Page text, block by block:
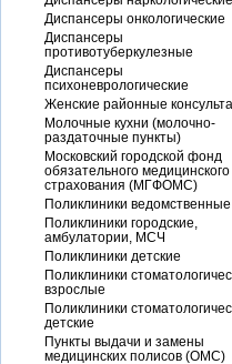
Диспансеры онкологические
Диспансеры
противотуберкулезные
Диспансеры
психоневрологические
Женские районные
Молочные кухни (молочно-
раздаточные пункты)
Московский городской фонд
обязательного медицинского
страхования (МГФОМС)
Поликлиники ведомственные
Поликлиники городские,
амбулатории, МСЧ
Поликлиники детские
Поликлиники
взрослые
Поликлиники
детские
Пункты выдачи и замены
медицинских полисов (ОМС)